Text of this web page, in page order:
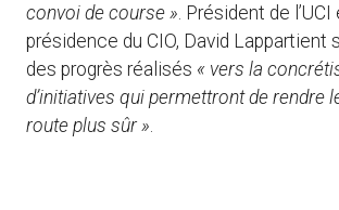
convoi de course » . Président de
présidence du CIO, David Lappartient
des progrès réalisés « vers la
d’initiatives qui permettront de rendre
route plus sûr »